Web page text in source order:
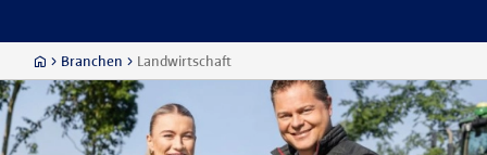
Branchen Landwirtschaft